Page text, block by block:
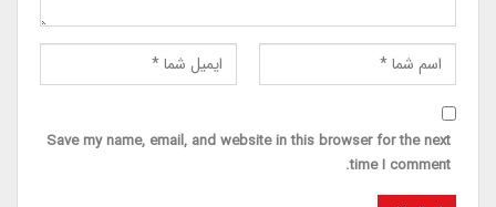
Save my name, email, and website in this browser for the next
time I comment.